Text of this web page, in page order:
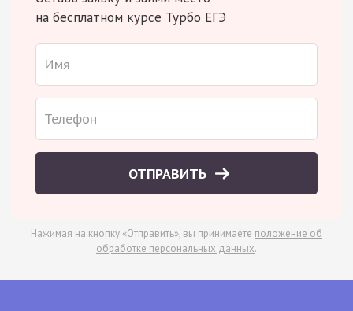
на бесплатном курсе Турбо ЕГЭ
ОТПРАВИТЬ
Нажимая на кнопку «Отправить», вы принимаете положение об
обработке персональных данных.